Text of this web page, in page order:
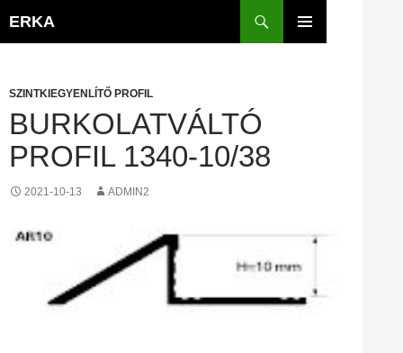
ERKA
SZINTKIEGYENLÍTŐ PROFIL
BURKOLATVÁLTÓ
PROFIL 1340-10/38
2021-10-13 ADMIN2